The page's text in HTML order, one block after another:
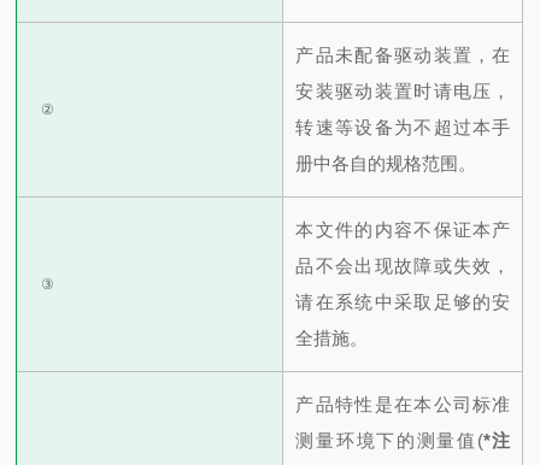
②
产品未配备驱动装置，在
安装驱动装置时请电压，
转速等设备为不超过本手
册中各自的规格范围。
③
本文件的内容不保证本产
品不会出现故障或失效，
请在系统中采取足够的安
全措施。
产品特性是在本公司标准
测量环境下的测量值(*注